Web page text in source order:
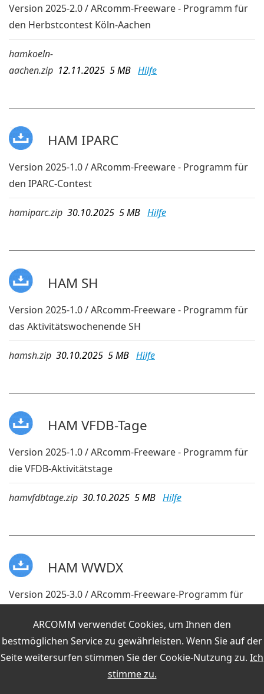
ARCOMM verwendet Cookies, um Ihnen den
bestmöglichen Service zu gewährleisten. Wenn Sie auf der
Seite weitersurfen stimmen Sie der Cookie-Nutzung zu. Ich
stimme zu.
Version 2025-2.0 / ARcomm-Freeware - Programm für
den Herbstcontest Köln-Aachen
hamkoeln-
aachen.zip 12.11.2025 5 MB Hilfe
HAM IPARC
Version 2025-1.0 / ARcomm-Freeware - Programm für
den IPARC-Contest
hamiparc.zip 30.10.2025 5 MB Hilfe
HAM SH
Version 2025-1.0 / ARcomm-Freeware - Programm für
das Aktivitätswochenende SH
hamsh.zip 30.10.2025 5 MB Hilfe
HAM VFDB-Tage
Version 2025-1.0 / ARcomm-Freeware - Programm für
die VFDB-Aktivitätstage
hamvfdbtage.zip 30.10.2025 5 MB Hilfe
HAM WWDX
Version 2025-3.0 / ARcomm-Freeware-Programm für
hamwwdx.zip30.10.2025 7 MBHilfe